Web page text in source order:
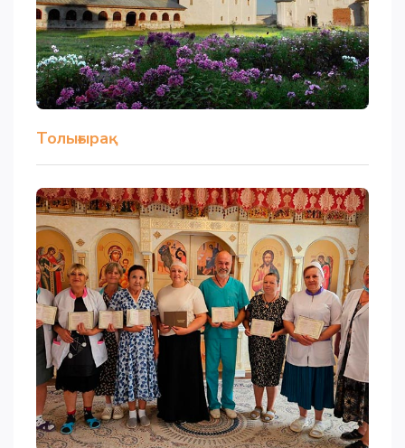
Толығырақ